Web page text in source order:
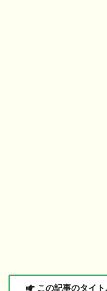
この記事のタイ